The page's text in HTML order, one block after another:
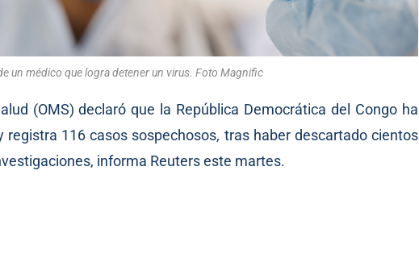
un médico que logra detener un virus. Foto Magnific
(OMS) declaró que la República Democrática del Congo ha
116 casos sospechosos, tras haber descartado cientos
informa Reuters este martes.